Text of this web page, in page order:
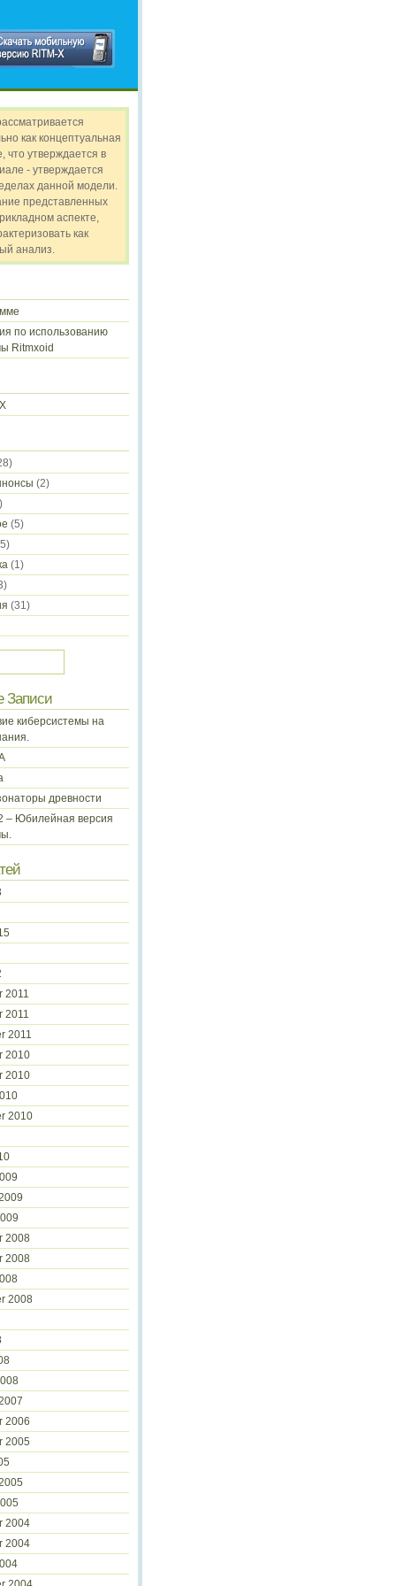
как концептуальная
что утверждается в
- утверждается
данной модели.
представленных
аспекте,
как
анализ.
по использованию
Ritmxoid
(2)
(5)
(1)
(31)
Записи
киберсистемы на
древности
– Юбилейная версия
2011
2011
2011
2010
2010
2010
2008
2008
2008
2006
2005
2004
2004